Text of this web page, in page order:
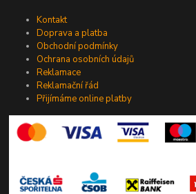
Kontakt
Doprava a platba
Obchodní podmínky
Ochrana osobních údajů
Reklamace
Reklamační řád
Přijímáme online platby